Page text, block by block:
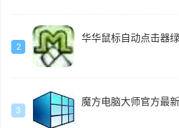
2
华华鼠标自动点击器
3
魔方电脑大师官方最